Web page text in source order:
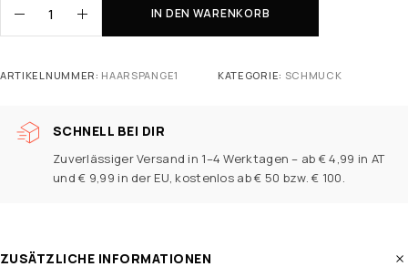
IN DEN WARENKORB
ARTIKELNUMMER: HAARSPANGE1 KATEGORIE: SCHMUCK
SCHNELL BEI DIR
Zuverlässiger Versand in 1–4 Werktagen – ab € 4,99 in AT
und € 9,99 in der EU, kostenlos ab € 50 bzw. € 100.
ZUSÄTZLICHE INFORMATIONEN